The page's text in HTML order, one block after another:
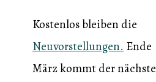
Kostenlos bleiben die
Neuvorstellungen. Ende
März kommt der nächste